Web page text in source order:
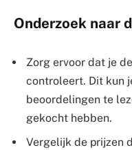
Onderzoek naar
Zorg ervoor dat je
controleert. Dit kun
beoordelingen te
gekocht hebben.
Vergelijk de prijzen